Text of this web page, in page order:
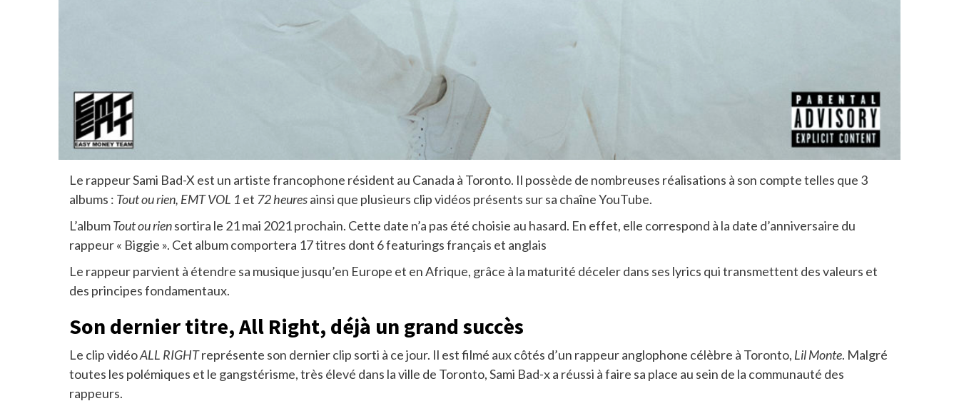
Le rappeur Sami Bad-X est un artiste francophone résident au Canada à Toronto. Il possède de nombreuses réalisations à son compte telles que 3
albums : Tout ou rien, EMT VOL 1 et 72 heuresainsi que plusieurs clip vidéos présents sur sa chaîne YouTube.
L’albumTout ou riensortira le 21 mai 2021 prochain. Cette date n’a pas été choisie au hasard. En effet, elle correspond à la date d’anniversaire du
rappeur « Biggie ». Cet album comportera 17 titres dont 6 featurings français et anglais
Le rappeur parvient à étendre sa musique jusqu’en Europe et en Afrique, grâce à la maturité déceler dans ses lyrics qui transmettent des valeurs et
des principes fondamentaux.
Son dernier titre, All Right, déjà un grand succès
Le clip vidéoALL RIGHTreprésente son dernier clip sorti à ce jour. Il est filmé aux côtés d’un rappeur anglophone célèbre à Toronto, Lil Monte. Malgré
toutes les polémiques et le gangstérisme, très élevé dans la ville de Toronto, Sami Bad-x a réussi à faire sa place au sein de la communauté des
rappeurs.